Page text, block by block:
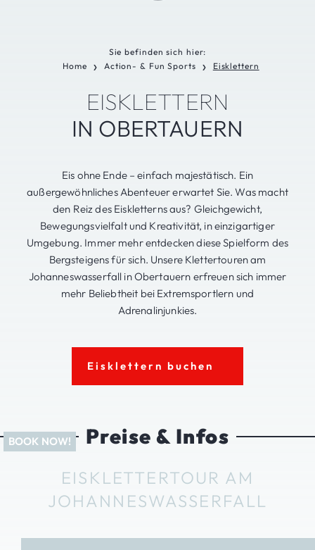
Sie befinden sich hier:
Home
❯ Action- & Fun Sports ❯ Eisklettern
EISKLETTERN
IN OBERTAUERN
Eis ohne Ende – einfach majestätisch. Ein
außergewöhnliches Abenteuer erwartet Sie. Was macht
den Reiz des Eiskletterns aus? Gleichgewicht,
Bewegungsvielfalt und Kreativität, in einzigartiger
Umgebung. Immer mehr entdecken diese Spielform des
Bergsteigens für sich. Unsere Klettertouren am
Johanneswasserfall in Obertauern erfreuen sich immer
mehr Beliebtheit bei Extremsportlern und
Adrenalinjunkies.
Eisklettern buchen
Preise & Infos
EISKLETTERTOUR AM
JOHANNESWASSERFALL